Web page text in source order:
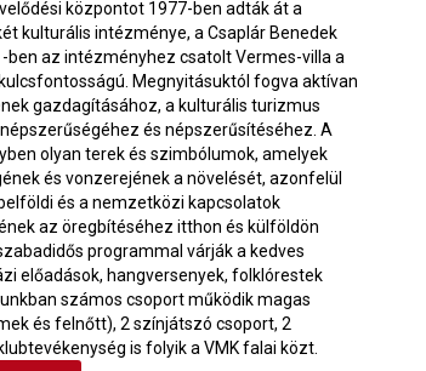
központot 1977-ben adták át a
kulturális intézménye, a Csaplár Benedek
ben az intézményhez csatolt Vermes-villa a
Megnyitásuktól fogva aktívan
gazdagításához, a kulturális turizmus
és népszerűsítéséhez. A
olyan terek és szimbólumok, amelyek
és vonzerejének a növelését, azonfelül
és a nemzetközi kapcsolatok
az öregbítéséhez itthon és külföldön
programmal várják a kedves
előadások, hangversenyek, folklórestek
számos csoport működik magas
és felnőtt), 2 színjátszó csoport, 2
is folyik a VMK falai közt.